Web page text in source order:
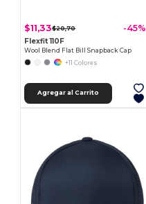
$11,33$20,70 -45%
Flexfit 110F
Wool Blend Flat Bill Snapback Cap
+11 Colores
Agregar al Carrito